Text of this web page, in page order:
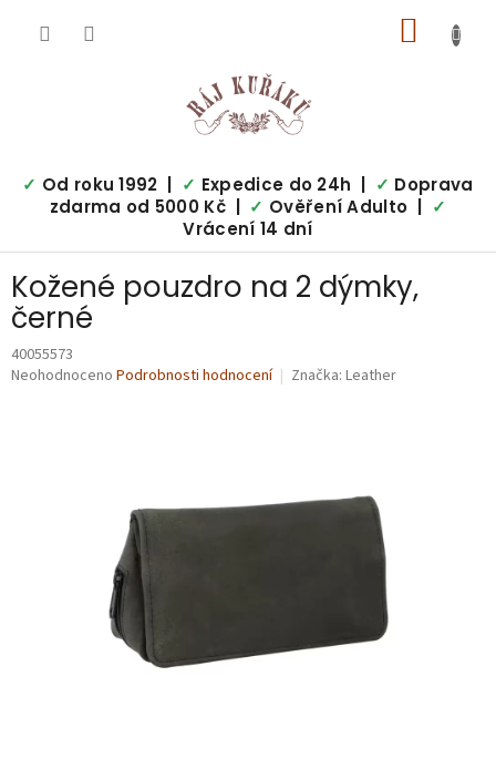
KOŠÍK
✓ Od roku 1992 | ✓ Expedice do 24h | ✓ Doprava
zdarma od 5000 Kč | ✓ Ověření Adulto |
✓
Vrácení 14 dní
Kožené pouzdro na 2 dýmky,
černé
40055573
Průměrné
Neohodnoceno Podrobnosti hodnocení Značka: Leather